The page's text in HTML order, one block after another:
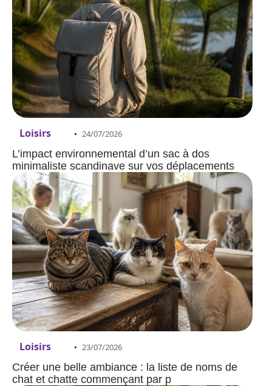
Loisirs 24/07/2026
L’impact environnemental d’un sac à dos
minimaliste scandinave sur vos déplacements
Loisirs 23/07/2026
Créer une belle ambiance : la liste de noms de
chat et chatte commençant par p